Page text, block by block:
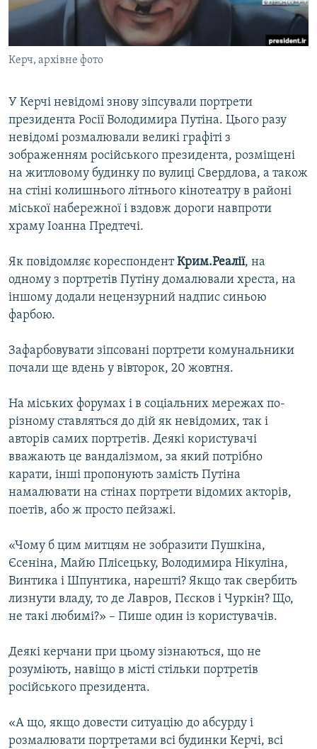
ВІДЕОУРОКИ «ELIFBE»
СВІДЧЕННЯ ОКУПАЦІЇ
УКРАЇНСЬКА ПРОБЛЕМА КРИМУ
Русский
Qırımtatar
Усі сайти RFE/RL
Керч, архівне фото
У Керчі невідомі знову зіпсували портрети
президента Росії Володимира Путіна. Цього разу
невідомі розмалювали великі графіті з
зображенням російського президента, розміщені
на житловому будинку по вулиці Свердлова, а також
на стіні колишнього літнього кінотеатру в районі
міської набережної і вздовж дороги навпроти
храму Іоанна Предтечі.
Як повідомляє кореспондентКрим.Реалії, на
одному з портретів Путіну домалювали хреста, на
іншому додали нецензурний надпис синьою
фарбою.
Зафарбовувати зіпсовані портрети комунальники
почали ще вдень у вівторок, 20 жовтня.
На міських форумах і в соціальних мережах по-
різному ставляться до дій як невідомих, так і
авторів самих портретів. Деякі користувачі
вважають це вандалізмом, за який потрібно
карати, інші пропонують замість Путіна
намалювати на стінах портрети відомих акторів,
поетів, або ж просто пейзажі.
«Чому б цим митцям не зобразити Пушкіна,
Єсеніна, Майю Плісецьку, Володимира Нікуліна,
Винтика і Шпунтика, нарешті? Якщо так свербить
лизнути владу, то де Лавров, Пєсков і Чуркін? Що,
не такі любимі?» – Пише один із користувачів.
Деякі керчани при цьому зізнаються, що не
розуміють, навіщо в місті стільки портретів
російського президента.
«А що, якщо довести ситуацію до абсурду і
розмалювати портретами всі будинки Керчі, всі